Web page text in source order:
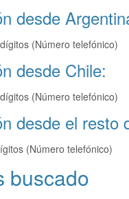
desde
(Número telefónico)
desde Chile:
(Número telefónico)
desde el resto
(Número telefónico)
buscado